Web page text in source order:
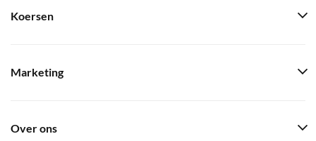
Koersen
Marketing
Over ons